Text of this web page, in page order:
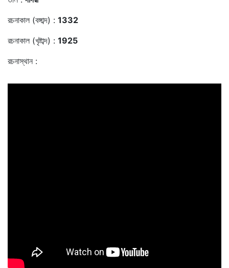
রচনাকাল (বঙ্গাব্দ) : 1332
রচনাকাল (খৃষ্টাব্দ) : 1925
রচনাস্থান :